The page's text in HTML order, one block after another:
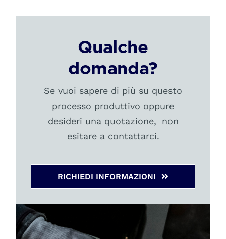
Qualche
domanda?
Se vuoi sapere di più su questo
processo produttivo oppure
desideri una quotazione, non
esitare a contattarci.
RICHIEDI INFORMAZIONI